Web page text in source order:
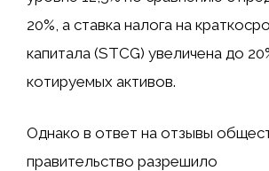
20%, а ставка налога на
капитала (STCG) увеличена до
котируемых активов.
Однако в ответ на отзывы
правительство разрешило